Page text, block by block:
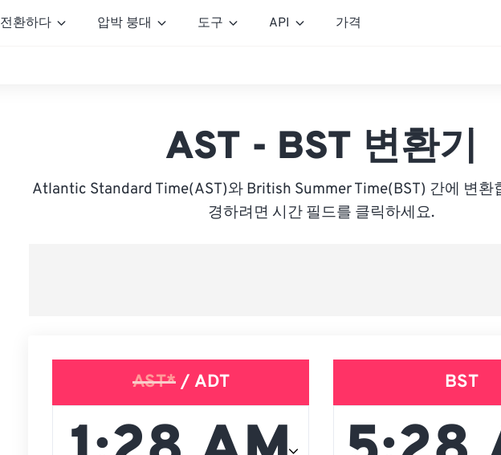
전환하다 압박 붕대 도구 API 가격
AST - BST 변환기
Atlantic Standard Time(AST)와 British Summer Time(BST) 간에 변환
경하려면 시간 필드를 클릭하세요.
AST*/ ADT BST